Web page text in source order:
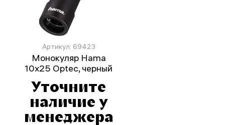
Артикул: 69423
Монокуляр Hama
10x25 Optec, черный
Уточните
наличие у
менеджера